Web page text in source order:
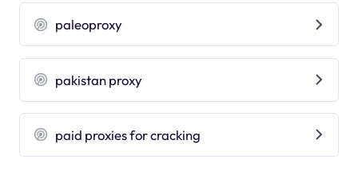
paleoproxy
pakistan proxy
paid proxies for cracking